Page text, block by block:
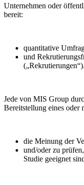
Unternehmen oder
bereit:
quantitative
und
(„Rekrutierungen“).
Jede von MIS Group
Bereitstellung eines oder
die Meinung der
und/oder zu
Studie geeignet